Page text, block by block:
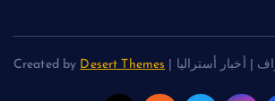
Desert Themes